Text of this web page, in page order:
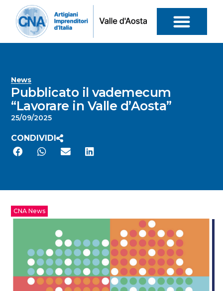
News
Pubblicato il vademecum
“Lavorare in Valle d’Aosta”
25/09/2025
CONDIVIDI
CNA News